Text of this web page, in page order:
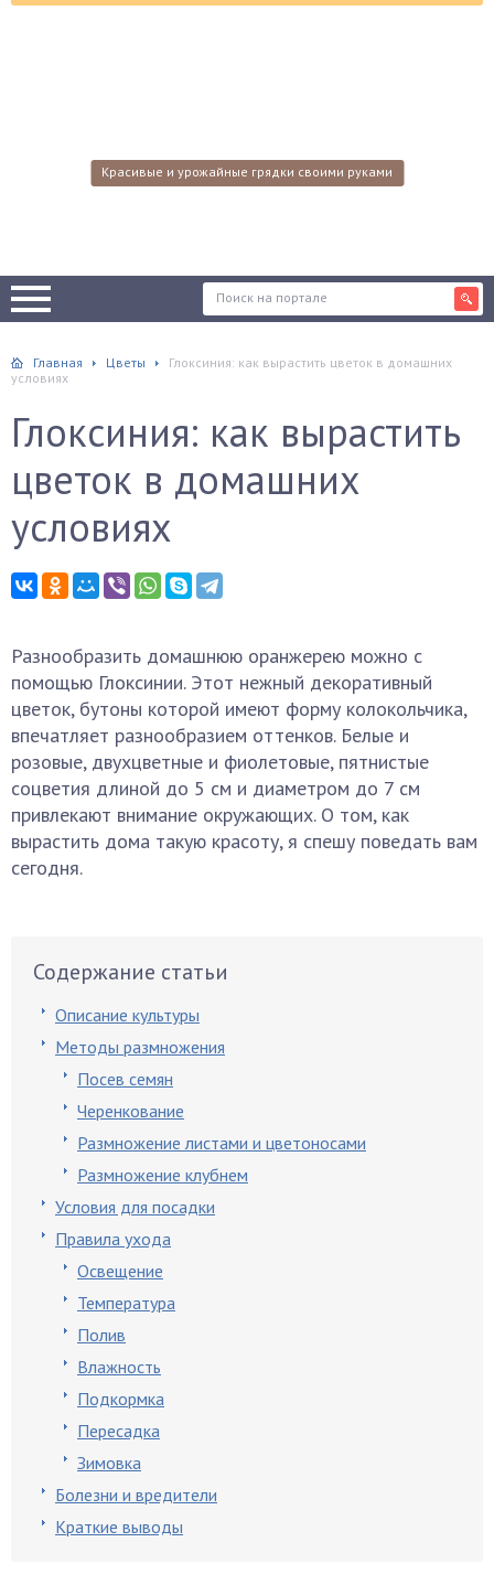
Красивые и урожайные грядки своими руками
Главная Цветы
Глоксиния: как вырастить цветок в домашних
условиях
Глоксиния: как вырастить
цветок в домашних
условиях
Разнообразить домашнюю оранжерею можно с
помощью Глоксинии. Этот нежный декоративный
цветок, бутоны которой имеют форму колокольчика,
впечатляет разнообразием оттенков. Белые и
розовые, двухцветные и фиолетовые, пятнистые
соцветия длиной до 5 см и диаметром до 7 см
привлекают внимание окружающих. О том, как
вырастить дома такую красоту, я спешу поведать вам
сегодня.
Содержание статьи
Описание культуры
Методы размножения
Посев семян
Черенкование
Размножение листами и цветоносами
Размножение клубнем
Условия для посадки
Правила ухода
Освещение
Температура
Полив
Влажность
Подкормка
Пересадка
Зимовка
Болезни и вредители
Краткие выводы